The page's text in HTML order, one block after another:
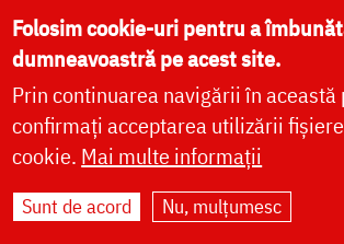
DONEAZĂ ONLINE PENTRU CATEDRALA
LIVE
Site dezvoltat de
Arhiepiscopia Iașilor | ©
Folosim cookie-uri pentru a
dumneavoastră pe acest site.
Prin continuarea navigării în această
confirmați acceptarea utilizării
cookie. Mai multe informații
Sunt de acord Nu, mulțumesc